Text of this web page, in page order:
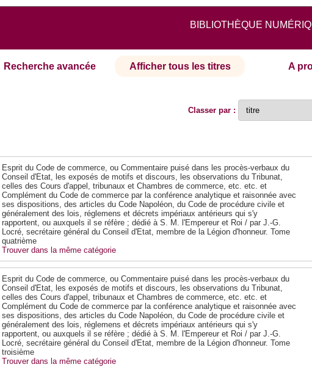
BIBLIOTHÈQUE
Recherche avancée Afficher tous les titres A
Classer par :
Esprit du Code de commerce, ou Commentaire puisé dans les procès-verbaux du
Conseil d'Etat, les exposés de motifs et discours, les observations du Tribunat,
celles des Cours d'appel, tribunaux et Chambres de commerce, etc. etc. et
Complément du Code de commerce par la conférence analytique et raisonnée avec
ses dispositions, des articles du Code Napoléon, du Code de procédure civile et
généralement des lois, réglemens et décrets impériaux antérieurs qui s'y
rapportent, ou auxquels il se réfère ; dédié à S. M. l'Empereur et Roi / par J.-G.
Locré, secrétaire général du Conseil d'Etat, membre de la Légion d'honneur. Tome
quatrième
Trouver dans la même catégorie
Esprit du Code de commerce, ou Commentaire puisé dans les procès-verbaux du
Conseil d'Etat, les exposés de motifs et discours, les observations du Tribunat,
celles des Cours d'appel, tribunaux et Chambres de commerce, etc. etc. et
Complément du Code de commerce par la conférence analytique et raisonnée avec
ses dispositions, des articles du Code Napoléon, du Code de procédure civile et
généralement des lois, réglemens et décrets impériaux antérieurs qui s'y
rapportent, ou auxquels il se réfère ; dédié à S. M. l'Empereur et Roi / par J.-G.
Locré, secrétaire général du Conseil d'Etat, membre de la Légion d'honneur. Tome
troisième
Trouver dans la même catégorie